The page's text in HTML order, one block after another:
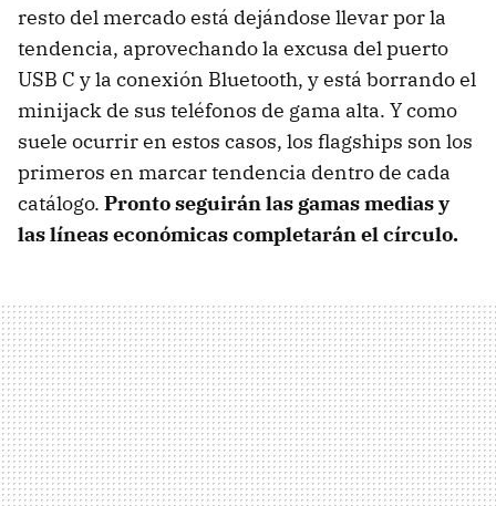
resto del mercado está dejándose llevar por la
tendencia, aprovechando la excusa del puerto
USB C y la conexión Bluetooth, y está borrando el
minijack de sus teléfonos de gama alta. Y como
suele ocurrir en estos casos, los flagships son los
primeros en marcar tendencia dentro de cada
catálogo. Pronto seguirán las gamas medias y
las líneas económicas completarán el círculo.